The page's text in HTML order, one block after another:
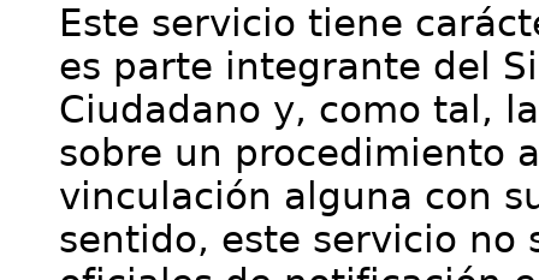
Este servicio tiene
es parte integrante del
Ciudadano y, como tal,
sobre un procedimiento
vinculación alguna con
sentido, este servicio no